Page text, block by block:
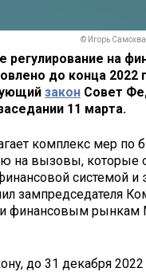
© Игорь
регулирование на
до конца 2022
закон Совет
11 марта.
комплекс мер по
на вызовы, которые
системой и
зампредседателя
финансовым рынкам
до 31 декабря 2022